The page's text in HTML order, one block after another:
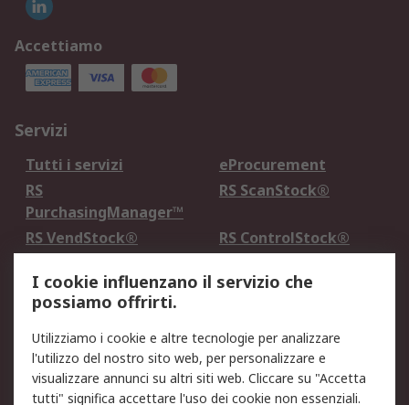
Accettiamo
Servizi
Tutti i servizi
eProcurement
RS
PurchasingManager™
RS ScanStock®
RS VendStock®
RS ControlStock®
Legale
Informativa Cookie
Informativa Privacy -
Aggiornata
Email Security
Termini d'uso
I cookie influenzano il servizio che
possiamo offrirti.
Utilizziamo i cookie e altre tecnologie per analizzare
l'utilizzo del nostro sito web, per personalizzare e
visualizzare annunci su altri siti web. Cliccare su "Accetta
tutti" significa accettare l'uso dei cookie non essenziali.